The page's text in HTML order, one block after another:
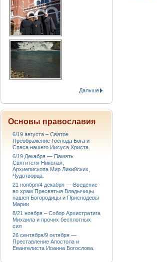
Дальше
Основы православия
6/19 августа – Святое
Преображение Господа Бога и
Спаса нашего Иисуса Христа.
6/19 Декабря — Память
Святителя Николая,
Архиепископа Мир Ликийских,
Чудотворца.
21 ноября/4 декабря — Введение
во храм Пресвятыя Владычицы
нашея Богородицы и Приснодевы
Марии
8/21 ноября – Собор Архистратига
Михаила и прочих бесплотных
сил
26 сентября/9 октября —
Преставление Апостола и
Евангелиста Иоанна Богослова.